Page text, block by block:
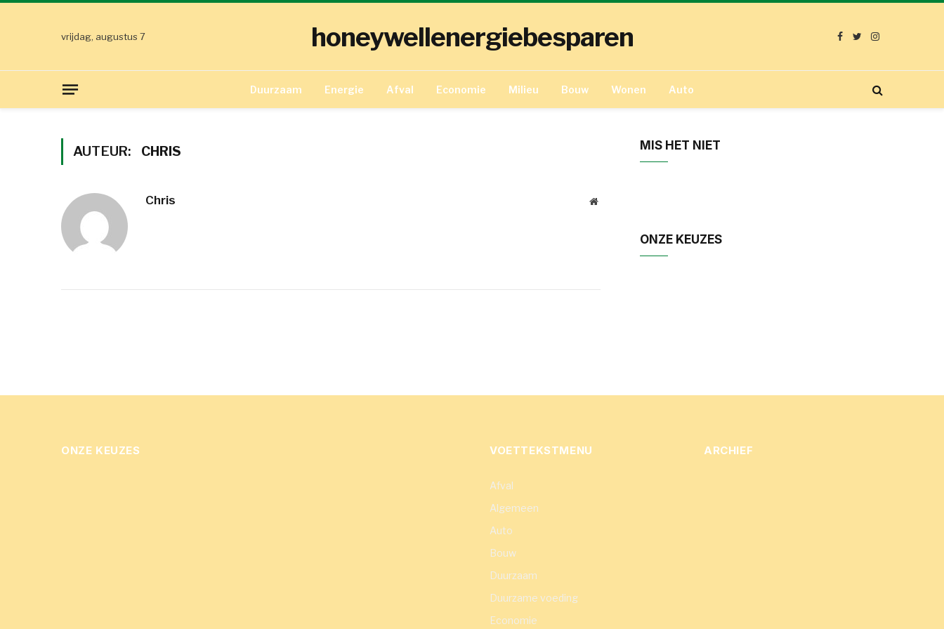
vrijdag, augustus 7 honeywellenergiebesparen Facebook
TwitterInstagram
Duurzaam Energie Afval Economie Milieu Bouw Wonen Auto
AUTEUR: CHRIS
Chris Website
MIS HET NIET
ONZE KEUZES
ONZE KEUZES VOETTEKSTMENU
Afval
Algemeen
Auto
Bouw
Duurzaam
Duurzame voeding
Economie
ARCHIEF